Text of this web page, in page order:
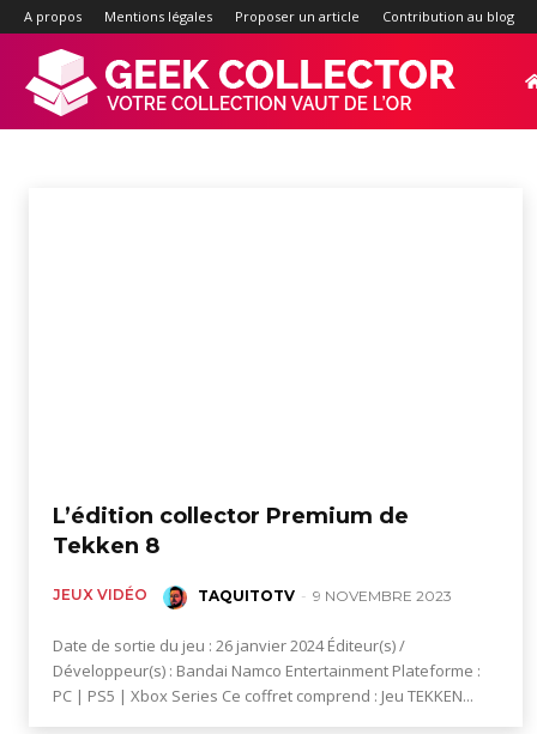
A propos Mentions légales Proposer un article Contribution au blog
PS4
L’édition collector Premium de
Tekken 8
JEUX VIDÉO TAQUITOTV - 9 NOVEMBRE 2023
Date de sortie du jeu : 26 janvier 2024 Éditeur(s) /
Développeur(s) : Bandai Namco Entertainment Plateforme :
PC | PS5 | Xbox Series Ce coffret comprend : Jeu TEKKEN...